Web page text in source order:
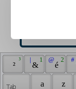
²
³
&
1
|
é
2
@ #
a z